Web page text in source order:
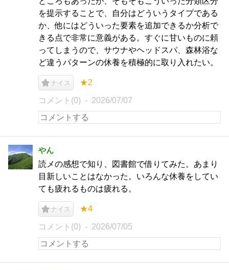
を提示することで、自分はどういうタイプである
か、他にはどういった要素を追加できるか分析で
きる点で非常に意義がある。すぐに甘いものに頼
ってしまうので、サウナやヘッドスパ、森林浴な
ど違うパターンの休養を積極的に取り入れたい。
ナイス ★2
コメント(0) 2026/07/07
やん
読メの感想で知り、図書館で借りてみた。あまり
目新しいことはなかった。いろんな休養をしてい
ても疲れるものは疲れる。
ナイス ★4
コメント(0) 2026/07/05